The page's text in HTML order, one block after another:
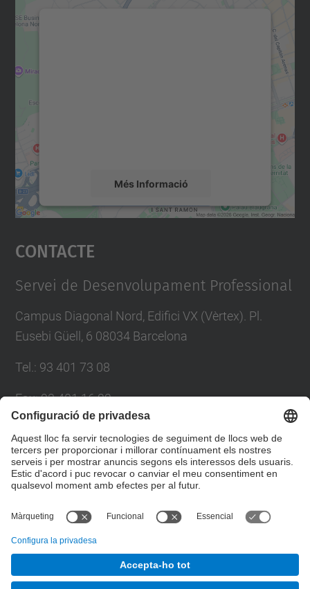
Més Informació
Accepta
powered by
Contacte
Servei de Desenvolupament Professional
Campus Diagonal Nord, Edifici VX (Vèrtex). Pl.
Eusebi Güell, 6 08034 Barcelona
Tel. : 93 401 73 08
Fax:93 401 16 22
Directori UPC
Formulari de contacte
Servei de Desenvolupament Professional. SDP.